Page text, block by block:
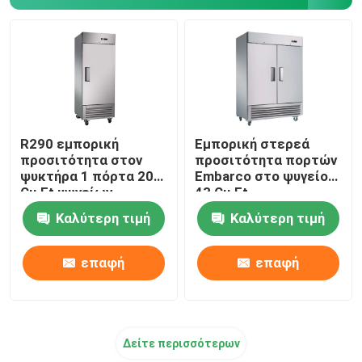
Παγωμένος διανομέας ποτών
Περίπατος στα δοχεία ψύξης
R290 εμπορική
προσιτότητα στον
ψυκτήρα 1 πόρτα 20
Cu.Ft ψυγείων
Καλύτερη τιμή
επαφή
Εμπορική στερεά
προσιτότητα πορτών
Embarco στο ψυγείο
43 Cu.Ft
Καλύτερη τιμή
επαφή
Δείτε περισσότερων